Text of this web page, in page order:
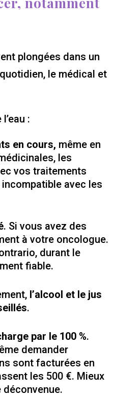
plongées dans un
le médical et
:
en cours, même en
les
vos traitements
avec les
. Si vous avez des
à votre oncologue.
durant le
fiable.
l’alcool et le jus
.
par le 100 %.
demander
sont facturées en
les 500 €. Mieux